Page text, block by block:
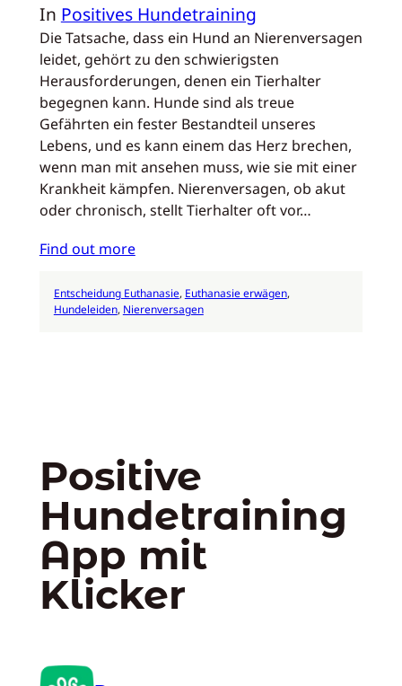
In Positives Hundetraining
Die Tatsache, dass ein Hund an Nierenversagen
leidet, gehört zu den schwierigsten
Herausforderungen, denen ein Tierhalter
begegnen kann. Hunde sind als treue
Gefährten ein fester Bestandteil unseres
Lebens, und es kann einem das Herz brechen,
wenn man mit ansehen muss, wie sie mit einer
Krankheit kämpfen. Nierenversagen, ob akut
oder chronisch, stellt Tierhalter oft vor…
Find out more
Entscheidung Euthanasie, Euthanasie erwägen
Hundeleiden, Nierenversagen
Positive
Hundetraining
App mit
Klicker